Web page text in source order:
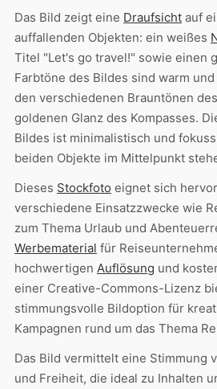
Das Bild zeigt eine Draufsicht auf
auffallenden Objekten: ein weißes
Titel "Let's go travel!" sowie einen
Farbtöne des Bildes sind warm
den verschiedenen Brauntönen
goldenen Glanz des Kompasses.
Bildes ist minimalistisch und
beiden Objekte im Mittelpunkt
Dieses Stockfoto eignet sich
verschiedene Einsatzzwecke wie
zum Thema Urlaub und
Werbematerial für
hochwertigen Auflösung und
einer Creative-Commons-Lizenz
stimmungsvolle Bildoption für
Kampagnen rund um das Thema
Das Bild vermittelt eine Stimmung
und Freiheit, die ideal zu Inhalten